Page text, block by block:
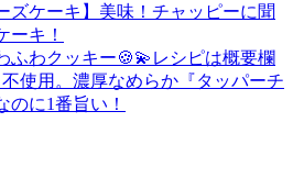
ズケーキ】美味！チャッピーに聞
ーキ！
ふわクッキー🍪💫レシピは概要欄
不使用。濃厚なめらか『タッパーチ
のに1番旨い！